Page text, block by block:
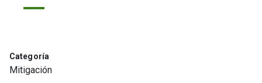
Categoría
Mitigación